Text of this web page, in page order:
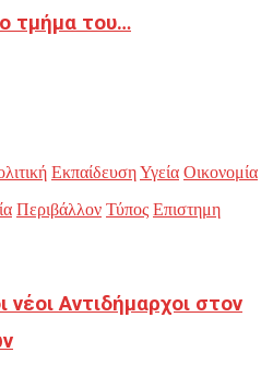
τμήμα του…
ΕκπαίδευσηΥγεία Οικονομία
Περιβάλλον Τύπος Επιστημη
νέοι Αντιδήμαρχοι στον